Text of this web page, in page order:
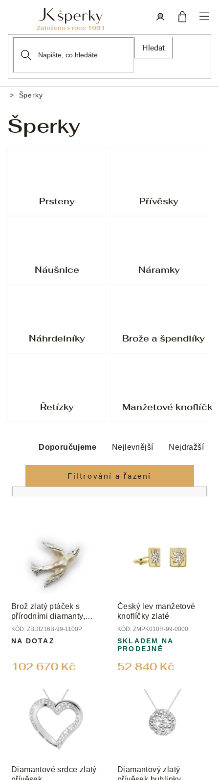
Hledat
Domů
Šperky
Šperky
Prsteny Přívěsky
Náušnice Náramky
Náhrdelníky Brože a špendlíky
Řetízky Manžetové
z
n
í
k
t
Doporučujeme Nejlevnější Nejdražší
Filtrování a řazení
o
d
u
k
ů
Brož zlatý ptáček s
přírodními diamanty,
safírem a perlou Biwa
KÓD: ZBDI216B-99-1100P
102 670 Kč
NA DOTAZ
Český lev manžetové
knoflíčky zlaté
KÓD: ZMPK010H-99-0000
52 840 Kč
SKLADEM NA
PRODEJNĚ
Diamantové srdce zlatý
Diamantový zlatý